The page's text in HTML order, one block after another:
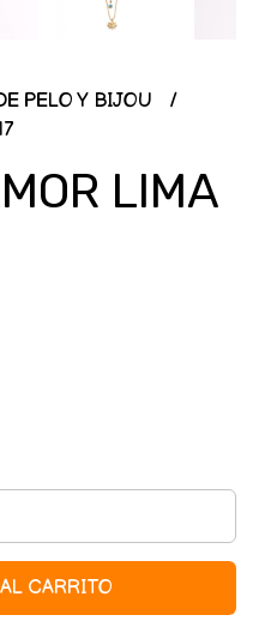
PELO Y BIJOU
LIMA
CARRITO